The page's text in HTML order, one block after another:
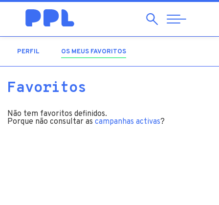
Pesquisar
Abrir
Navegação
PERFIL OS MEUS FAVORITOS
Favoritos
Não tem favoritos definidos.
Porque não consultar as campanhas activas?